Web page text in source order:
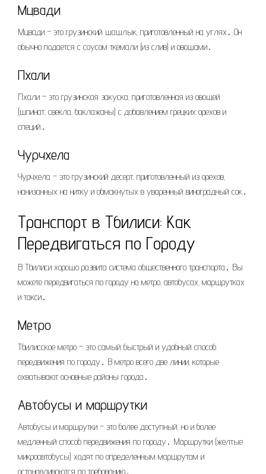
Мцвади
Мцвади – это грузинский шашлык‚ приготовленный на углях․ Он
обычно подается с соусом ткемали (из слив) и овощами․
Пхали
Пхали – это грузинская закуска‚ приготовленная из овощей
(шпинат‚ свекла‚ баклажаны) с добавлением грецких орехов и
специй․
Чурчхела
Чурчхела – это грузинский десерт‚ приготовленный из орехов‚
нанизанных на нитку и обмакнутых в уваренный виноградный сок․
Транспорт в Тбилиси: Как
Передвигаться по Городу
В Тбилиси хорошо развита система общественного транспорта․ Вы
можете передвигаться по городу на метро‚ автобусах‚ маршрутках
и такси․
Метро
Тбилисское метро – это самый быстрый и удобный способ
передвижения по городу․ В метро всего две линии‚ которые
охватывают основные районы города․
Автобусы и маршрутки
Автобусы и маршрутки – это более доступный‚ но и более
медленный способ передвижения по городу․ Маршрутки (желтые
микроавтобусы) ходят по определенным маршрутам и
останавливаются по требованию․